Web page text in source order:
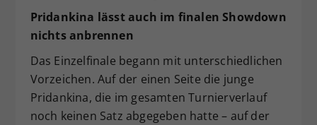
Pridankina lässt auch im finalen Showdown
nichts anbrennen
Das Einzelfinale begann mit unterschiedlichen
Vorzeichen. Auf der einen Seite die junge
Pridankina, die im gesamten Turnierverlauf
noch keinen Satz abgegeben hatte – auf der